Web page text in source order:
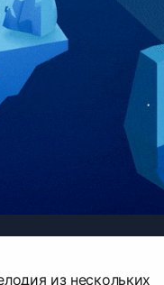
из нескольких